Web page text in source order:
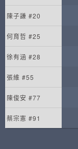
陳子謙 #20
何育哲 #25
徐有涵 #28
張維 #55
陳俊安 #77
蔡宗憲 #91